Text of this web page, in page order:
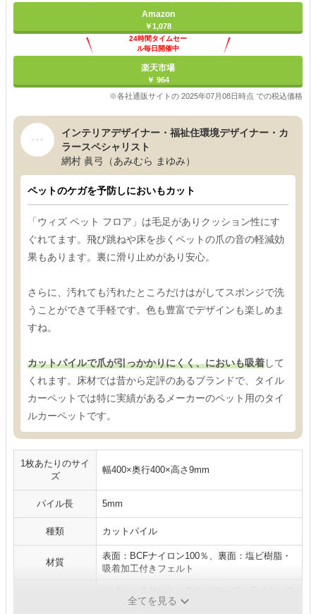
Amazon
￥1,078
24時間タイムセー
ル毎日開催中
楽天市場
￥ 964
※各社通販サイトの 2025年07月08日時点 での税込価格
インテリアデザイナー・福祉住環境デザイナー・カ
ラースペシャリスト
網村 眞弓（あみむら まゆみ）
ペットのケガを予防しにおいもカット
「ウィズ ペット フロア」は毛足がありクッション性にす
ぐれてます。飛び跳ねや床を歩くペットの爪の音の軽減効
果もあります。裏に滑り止めがあり安心。
さらに、汚れても汚れたところだけはがしてスポンジで洗
うことができて手軽です。色も豊富でデザインも楽しめま
すね。
カットパイルで爪が引っかかりにくく、においも吸着して
くれます。床材では昔から定評のあるブランドで、タイル
カーペットでは特に実績があるメーカーのペット用のタイ
ルカーペットです。
1枚あたりのサイ
ズ
幅400×奥行400×高さ9mm
パイル長 5mm
種類 カットパイル
材質
表面：BCFナイロン100％、裏面：塩ビ樹脂・
吸着加工付きフェルト
全てを見る